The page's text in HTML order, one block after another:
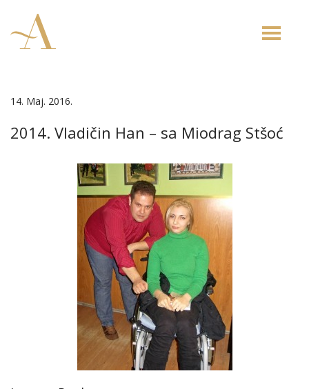
Toggle
14. Maj. 2016.
2014. Vladičin Han – sa Miodrag Stšoć